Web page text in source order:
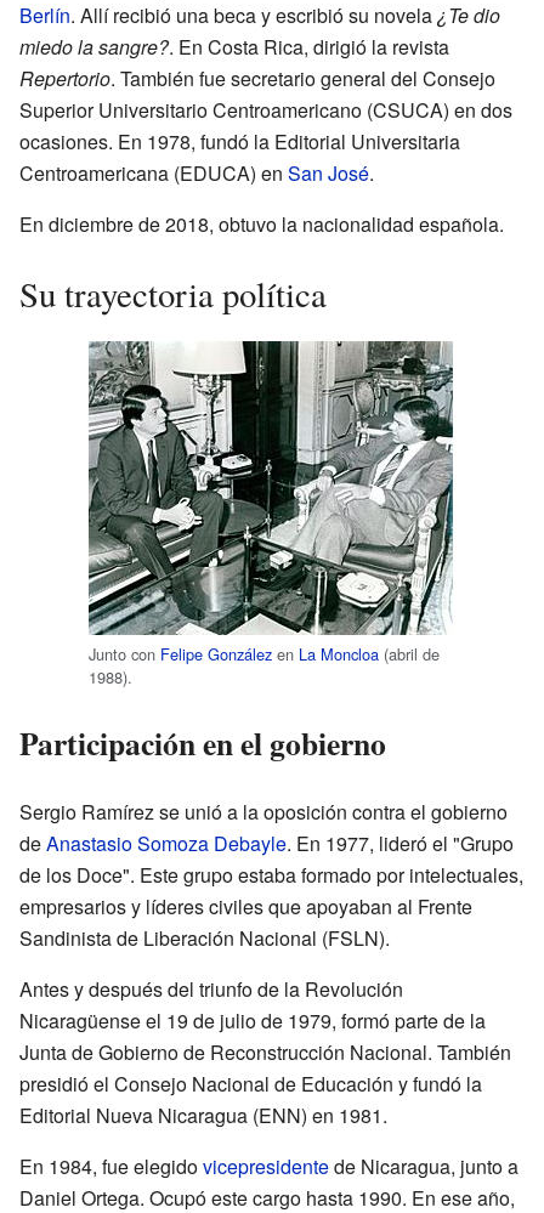
Berlín. Allí recibió una beca y escribió su novela¿Te dio
miedo la sangre?. En Costa Rica, dirigió la revista
Repertorio. También fue secretario general del Consejo
Superior Universitario Centroamericano (CSUCA) en dos
ocasiones. En 1978, fundó la Editorial Universitaria
Centroamericana (EDUCA) en San José.
En diciembre de 2018, obtuvo la nacionalidad española.
Su trayectoria política
Junto con Felipe González en La Moncloa (abril de
1988).
Participación en el gobierno
Sergio Ramírez se unió a la oposición contra el gobierno
deAnastasio Somoza Debayle. En 1977, lideró el "Grupo
de los Doce". Este grupo estaba formado por intelectuales,
empresarios y líderes civiles que apoyaban al Frente
Sandinista de Liberación Nacional (FSLN).
Antes y después del triunfo de la Revolución
Nicaragüense el 19 de julio de 1979, formó parte de la
Junta de Gobierno de Reconstrucción Nacional. También
presidió el Consejo Nacional de Educación y fundó la
Editorial Nueva Nicaragua (ENN) en 1981.
En 1984, fue elegidovicepresidentede Nicaragua, junto a
Daniel Ortega. Ocupó este cargo hasta 1990. En ese año,